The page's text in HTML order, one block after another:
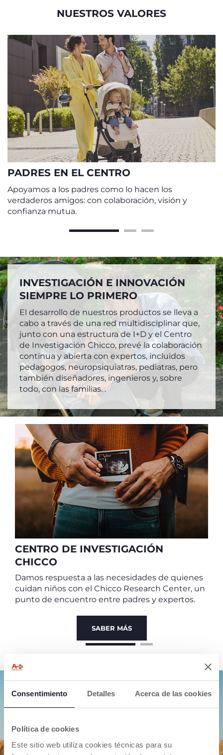
Consentimiento Detalles Acerca de las cookies
Política de cookies
Este sitio web utiliza cookies técnicas para su
NUESTROS VALORES
PADRES EN EL CENTRO
Apoyamos a los padres como lo hacen los
verdaderos amigos: con colaboración, visión y
confianza mutua.
INVESTIGACIÓN E INNOVACIÓN
SIEMPRE LO PRIMERO
El desarrollo de nuestros productos se lleva a
cabo a través de una red multidisciplinar que,
junto con una estructura de I+D y el Centro
de Investigación Chicco, prevé la colaboración
continua y abierta con expertos, incluidos
pedagogos, neuropsiquiatras, pediatras, pero
también diseñadores, ingenieros y, sobre
todo, con las familias. .
CENTRO DE INVESTIGACIÓN
CHICCO
Damos respuesta a las necesidades de quienes
cuidan niños con el Chicco Research Center, un
punto de encuentro entre padres y expertos.
SABER MÁS
LA SOSTENIBILIDAD PARA
NOSOTROS
Desarrollamos productos innovadores que
pero pensando siempre en el planeta en el